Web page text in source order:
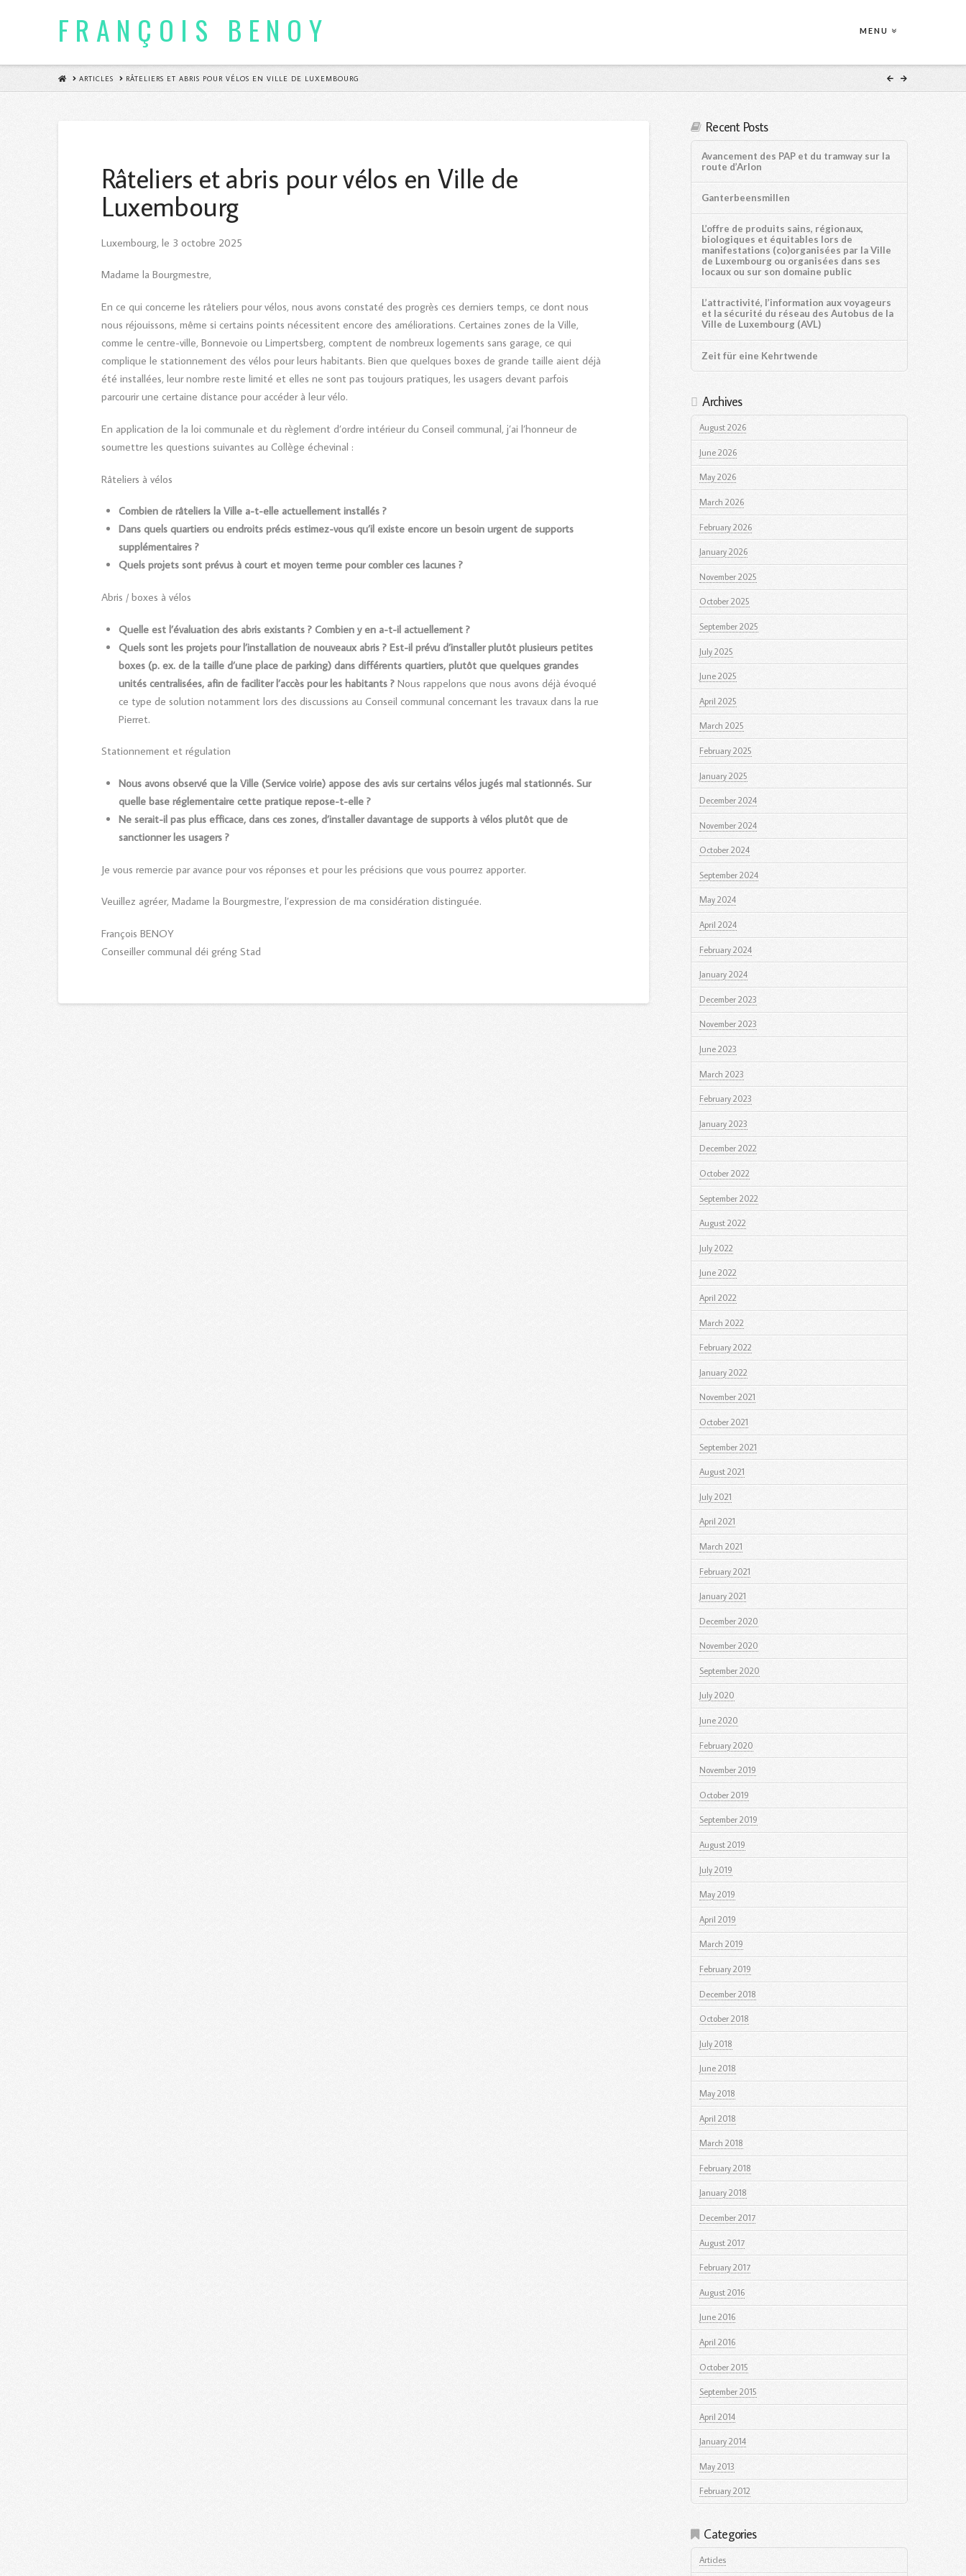
FRANÇOIS BENOY MENU
HOMEARTICLES RÂTELIERS ET ABRIS POUR VÉLOS EN VILLE DE LUXEMBOURG
Râteliers et abris pour vélos en Ville de
Luxembourg
Luxembourg, le 3 octobre 2025
Madame la Bourgmestre,
En ce qui concerne les râteliers pour vélos, nous avons constaté des progrès ces derniers temps, ce dont nous
nous réjouissons, même si certains points nécessitent encore des améliorations. Certaines zones de la Ville,
comme le centre-ville, Bonnevoie ou Limpertsberg, comptent de nombreux logements sans garage, ce qui
complique le stationnement des vélos pour leurs habitants. Bien que quelques boxes de grande taille aient déjà
été installées, leur nombre reste limité et elles ne sont pas toujours pratiques, les usagers devant parfois
parcourir une certaine distance pour accéder à leur vélo.
En application de la loi communale et du règlement d’ordre intérieur du Conseil communal, j’ai l’honneur de
soumettre les questions suivantes au Collège échevinal :
Râteliers à vélos
Combien de râteliers la Ville a-t-elle actuellement installés ?
Dans quels quartiers ou endroits précis estimez-vous qu’il existe encore un besoin urgent de supports
supplémentaires ?
Quels projets sont prévus à court et moyen terme pour combler ces lacunes ?
Abris / boxes à vélos
Quelle est l’évaluation des abris existants ? Combien y en a-t-il actuellement ?
Quels sont les projets pour l’installation de nouveaux abris ? Est-il prévu d’installer plutôt plusieurs petites
boxes (p. ex. de la taille d’une place de parking) dans différents quartiers, plutôt que quelques grandes
unités centralisées, afin de faciliter l’accès pour les habitants ?Nous rappelons que nous avons déjà évoqué
ce type de solution notamment lors des discussions au Conseil communal concernant les travaux dans la rue
Pierret.
Stationnement et régulation
Nous avons observé que la Ville (Service voirie) appose des avis sur certains vélos jugés mal stationnés. Sur
quelle base réglementaire cette pratique repose-t-elle ?
Ne serait-il pas plus efficace, dans ces zones, d’installer davantage de supports à vélos plutôt que de
sanctionner les usagers ?
Je vous remercie par avance pour vos réponses et pour les précisions que vous pourrez apporter.
Veuillez agréer, Madame la Bourgmestre, l’expression de ma considération distinguée.
François BENOY
Conseiller communal déi gréng Stad
Recent Posts
Avancement des PAP et du tramway sur la
route d’Arlon
Ganterbeensmillen
L’offre de produits sains, régionaux,
biologiques et équitables lors de
manifestations (co)organisées par la Ville
de Luxembourg ou organisées dans ses
locaux ou sur son domaine public
L’attractivité, l’information aux voyageurs
et la sécurité du réseau des Autobus de la
Ville de Luxembourg (AVL)
Zeit für eine Kehrtwende
Archives
August 2026
June 2026
May 2026
March 2026
February 2026
January 2026
November 2025
October 2025
September 2025
July 2025
June 2025
April 2025
March 2025
February 2025
January 2025
December 2024
November 2024
October 2024
September 2024
May 2024
April 2024
February 2024
January 2024
December 2023
November 2023
June 2023
March 2023
February 2023
January 2023
December 2022
October 2022
September 2022
August 2022
July 2022
June 2022
April 2022
March 2022
February 2022
January 2022
November 2021
October 2021
September 2021
August 2021
July 2021
April 2021
March 2021
February 2021
January 2021
December 2020
November 2020
September 2020
July 2020
June 2020
February 2020
November 2019
October 2019
September 2019
August 2019
July 2019
May 2019
April 2019
March 2019
February 2019
December 2018
October 2018
July 2018
June 2018
May 2018
April 2018
March 2018
February 2018
January 2018
December 2017
August 2017
February 2017
August 2016
June 2016
April 2016
October 2015
September 2015
April 2014
January 2014
May 2013
February 2012
Categories
Articles